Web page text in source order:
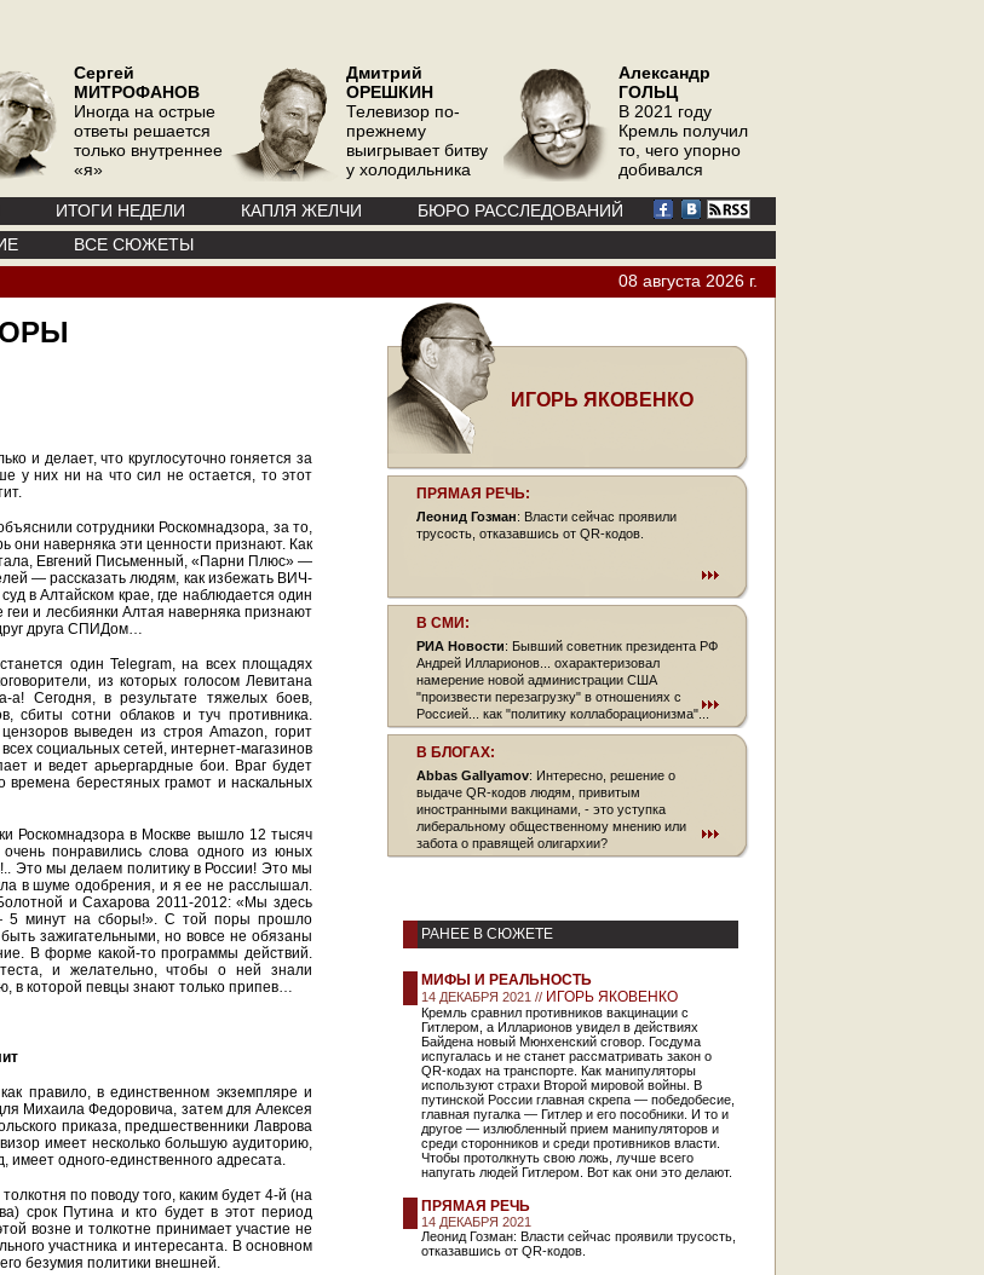
Сергей
МИТРОФАНОВ
Иногда на острые
ответы решается
только внутреннее
«я»
Дмитрий
ОРЕШКИН
Телевизор по-
прежнему
выигрывает битву
у холодильника
Александр
ГОЛЬЦ
В 2021 году
Кремль получил
то, чего упорно
добивался
ИТОГИ НЕДЕЛИ КАПЛЯ ЖЕЛЧИ
БЮРО РАССЛЕДОВАНИЙ
ВСЕ СЮЖЕТЫ
08 августа 2026 г.
и делает, что круглосуточно гоняется за
у них ни на что сил не остается, то этот
сотрудники Роскомнадзора, за то,
наверняка эти ценности признают. Как
Евгений Письменный, «Парни Плюс» —
— рассказать людям, как избежать ВИЧ-
в Алтайском крае, где наблюдается один
и лесбиянки Алтая наверняка признают
друга СПИДом…
один Telegram, на всех площадях
из которых голосом Левитана
а! Сегодня, в результате тяжелых боев,
сбиты сотни облаков и туч противника.
выведен из строя Amazon, горит
социальных сетей, интернет-магазинов
и ведет арьергардные бои. Враг будет
берестяных грамот и наскальных
Роскомнадзора в Москве вышло 12 тысяч
понравились слова одного из юных
Это мы делаем политику в России! Это мы
в шуме одобрения, и я ее не расслышал.
и Сахарова 2011-2012: «Мы здесь
5 минут на сборы!». С той поры прошло
зажигательными, но вовсе не обязаны
В форме какой-то программы действий.
и желательно, чтобы о ней знали
в которой певцы знают только припев…
правило, в единственном экземпляре и
Михаила Федоровича, затем для Алексея
приказа, предшественники Лаврова
имеет несколько большую аудиторию,
имеет одного-единственного адресата.
по поводу того, каким будет 4-й (на
срок Путина и кто будет в этот период
возне и толкотне принимает участие не
участника и интересанта. В основном
безумия политики внешней.
ИГОРЬ ЯКОВЕНКО
ПРЯМАЯ РЕЧЬ:
Леонид Гозман: Власти сейчас проявили
трусость, отказавшись от QR-кодов.
В СМИ:
РИА Новости: Бывший советник президента РФ
Андрей Илларионов... охарактеризовал
намерение новой администрации США
"произвести перезагрузку" в отношениях с
Россией... как "политику коллаборационизма"...
В БЛОГАХ:
Abbas Gallyamov: Интересно, решение о
выдаче QR-кодов людям, привитым
иностранными вакцинами, - это уступка
либеральному общественному мнению или
забота о правящей олигархии?
РАНЕЕ В СЮЖЕТЕ
МИФЫ И РЕАЛЬНОСТЬ
14 ДЕКАБРЯ 2021 // ИГОРЬ ЯКОВЕНКО
Кремль сравнил противников вакцинации с
Гитлером, а Илларионов увидел в действиях
Байдена новый Мюнхенский сговор. Госдума
испугалась и не станет рассматривать закон о
QR-кодах на транспорте. Как манипуляторы
используют страхи Второй мировой войны. В
путинской России главная скрепа — победобесие,
главная пугалка — Гитлер и его пособники. И то и
другое — излюбленный прием манипуляторов и
среди сторонников и среди противников власти.
Чтобы протолкнуть свою ложь, лучше всего
напугать людей Гитлером. Вот как они это делают.
ПРЯМАЯ РЕЧЬ
14 ДЕКАБРЯ 2021
Леонид Гозман: Власти сейчас проявили трусость,
отказавшись от QR-кодов.